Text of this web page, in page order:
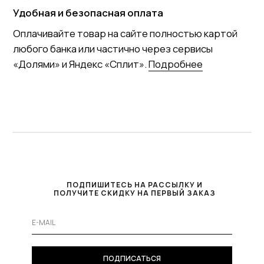
ПОДПИШИТЕСЬ НА РАССЫЛКУ И
ПОЛУЧИТЕ СКИДКУ НА ПЕРВЫЙ ЗАКАЗ
ПОДПИСАТЬСЯ